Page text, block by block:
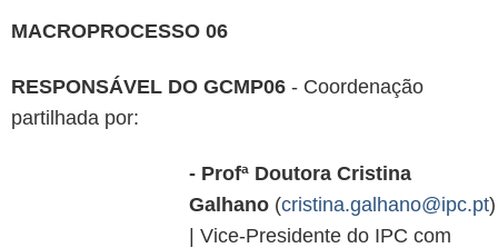
MACROPROCESSO 06
RESPONSÁVEL DO GCMP06 - Coordenação
partilhada por:
- Profª Doutora Cristina
Galhano (cristina.galhano@ipc.pt)
| Vice-Presidente do IPC com